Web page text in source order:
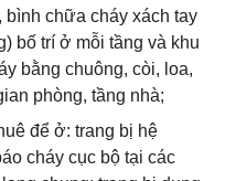
bình chữa cháy xách tay
bố trí ở mỗi tầng và khu
bằng chuông, còi, loa,
phòng, tầng nhà;
để ở: trang bị hệ
cháy cục bộ tại các